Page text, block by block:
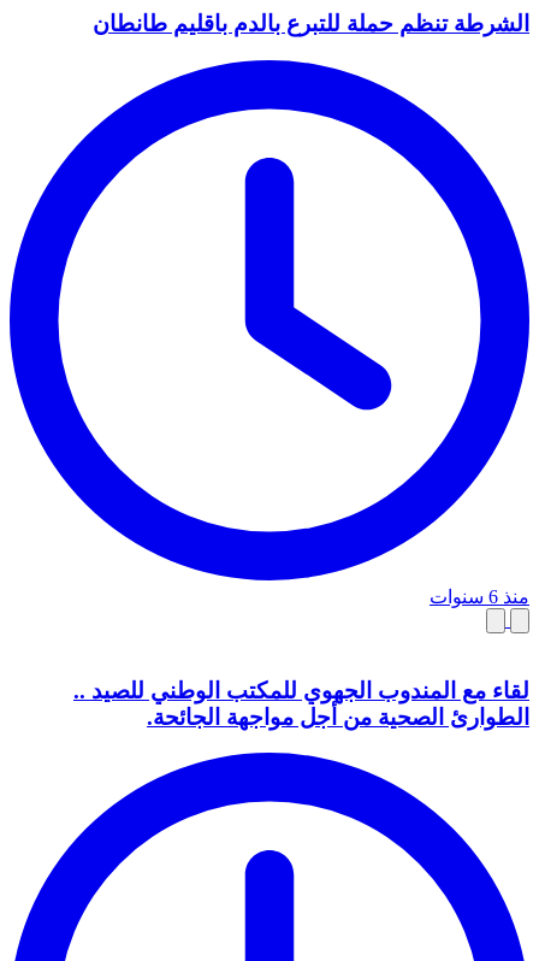
الشرطة تنظم حملة للتبرع بالدم باقليم طانطان
منذ 6 سنوات
لقاء مع المندوب الجهوي للمكتب الوطني للصيد ..
الطوارئ الصحية من أجل مواجهة الجائحة.